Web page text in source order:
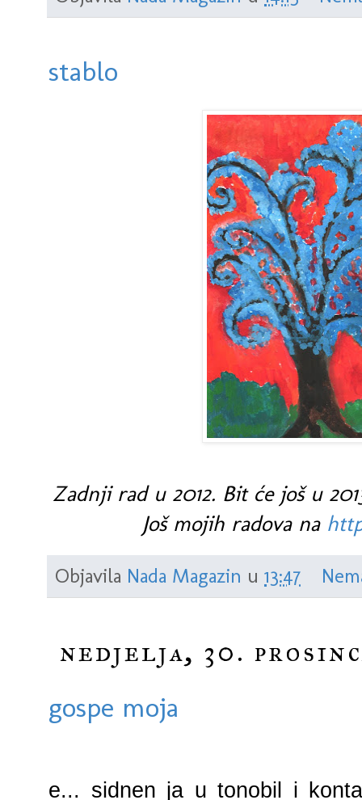
stablo
Zadnji rad u 2012. Bit će još u
Još mojih radova na
Objavila Nada Magazin u 13:47
nedjelja, 30.
gospe moja
e... sidnen ja u tonobil i